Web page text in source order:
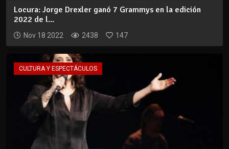
Locura: Jorge Drexler ganó 7 Grammys en la edición
2022 de l...
Nov 18 2022 2438 147
CULTURA Y ESPECTÁCULOS